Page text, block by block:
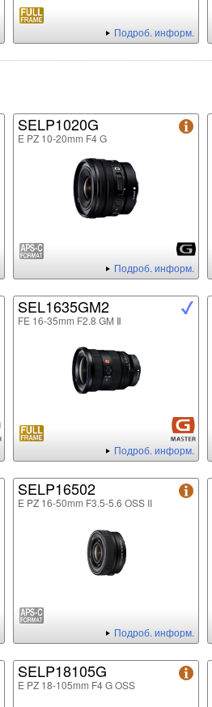
Подроб. информ.
SELP1020G
E PZ 10-20mm F4 G
Подроб. информ.
SEL1635GM2
FE 16-35mm F2.8 GM Ⅱ
Подроб. информ.
SELP16502
E PZ 16-50mm F3.5-5.6 OSS II
Подроб. информ.
SELP18105G
E PZ 18-105mm F4 G OSS